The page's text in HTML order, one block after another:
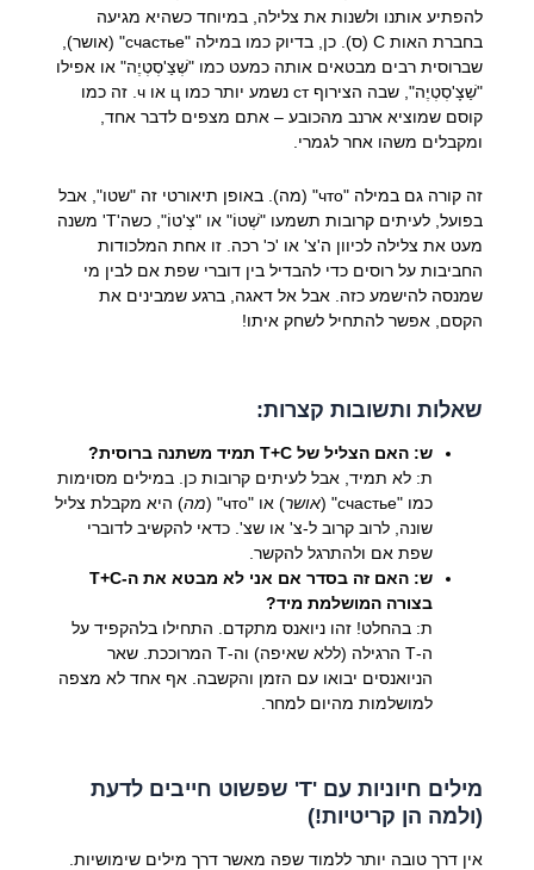
להפתיע אותנו ולשנות את צלילה, במיוחד כשהיא מגיעה
בחברת האות С(ס). כן, בדיוק כמו במילה "счастье"
(אושר),
שברוסית רבים מבטאים אותה כמעט כמו "שְׁצַ'סְטְיֶה" או אפילו
"שַׁצָ'סְטְיֶה", שבה הצירוףстנשמע יותר כמו ц או ч. זה כמו
קוסם שמוציא ארנב מהכובע – אתם מצפים לדבר אחד,
ומקבלים משהו אחר לגמרי.
זה קורה גם במילה "что"
(מה). באופן תיאורטי זה "שטו", אבל
בפועל, לעיתים קרובות תשמעו "שְׁטוֹ" או "צְ'טוֹ", כשה'Т' משנה
מעט את צלילה לכיוון ה'צ' או 'כ' רכה. זו אחת המלכודות
החביבות על רוסים כדי להבדיל בין דוברי שפת אם לבין מי
שמנסה להישמע כזה. אבל אל דאגה, ברגע שמבינים את
הקסם, אפשר להתחיל לשחק איתו!
שאלות ותשובות קצרות:
ש: האם הצליל של Т+С תמיד משתנה ברוסית?
ת: לא תמיד, אבל לעיתים קרובות כן. במילים מסוימות
כמו "счастье"
(אושר) או "что"
(מה) היא מקבלת צליל
שונה, לרוב קרוב ל-צ' או שצ'. כדאי להקשיב לדוברי
שפת אם ולהתרגל להקשר.
ש: האם זה בסדר אם אני לא מבטא את ה-Т+С
בצורה המושלמת מיד?
ת: בהחלט! זהו ניואנס מתקדם. התחילו בלהקפיד על
ה-Т הרגילה (ללא שאיפה) וה-Т המרוככת. שאר
הניואנסים יבואו עם הזמן והקשבה. אף אחד לא מצפה
למושלמות מהיום למחר.
מילים חיוניות עם 'Т' שפשוט חייבים לדעת
(ולמה הן קריטיות!)
אין דרך טובה יותר ללמוד שפה מאשר דרך מילים שימושיות.